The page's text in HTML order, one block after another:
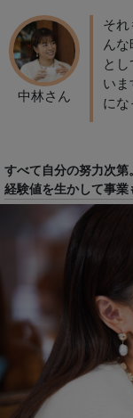
中林さん
それ
ん
と
いま
にな
すべて自分の努力次第。
経験値を生かして事